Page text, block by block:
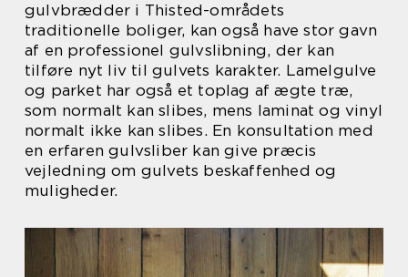
gulvbrædder i Thisted-områdets
traditionelle boliger, kan også have stor gavn
af en professionel gulvslibning, der kan
tilføre nyt liv til gulvets karakter. Lamelgulve
og parket har også et toplag af ægte træ,
som normalt kan slibes, mens laminat og vinyl
normalt ikke kan slibes. En konsultation med
en erfaren gulvsliber kan give præcis
vejledning om gulvets beskaffenhed og
muligheder.